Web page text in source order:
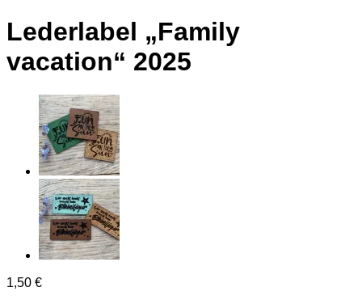
Lederlabel „Family
vacation“ 2025
1,50 €